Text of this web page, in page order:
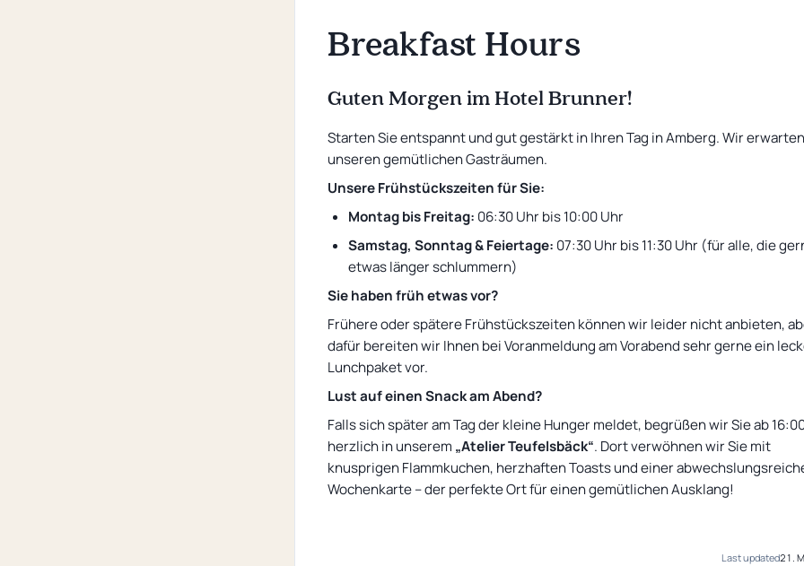
Single room
from69 €
Sleeping with Music
10 %Rabatt auf den Zimmerpreis
CURRENT OFFER
Sleeping with Music: Bust & Rust
Breakfast Hours
Guten Morgen im Hotel Brunner!
Starten Sie entspannt und gut gestärkt in Ihren Tag in Amberg. Wir
unseren gemütlichen Gasträumen.
Unsere Frühstückszeiten für Sie:
Montag bis Freitag: 06:30 Uhr bis 10:00 Uhr
Samstag, Sonntag & Feiertage: 07:30 Uhr bis 11:30 Uhr (für alle, die
etwas länger schlummern)
Sie haben früh etwas vor?
Frühere oder spätere Frühstückszeiten können wir leider nicht anbieten,
dafür bereiten wir Ihnen bei Voranmeldung am Vorabend sehr gerne ein
Lunchpaket vor.
Lust auf einen Snack am Abend?
Falls sich später am Tag der kleine Hunger meldet, begrüßen wir Sie ab
herzlich in unserem „Atelier Teufelsbäck“. Dort verwöhnen wir Sie mit
knusprigen Flammkuchen, herzhaften Toasts und einer
Wochenkarte – der perfekte Ort für einen gemütlichen Ausklang!
Last updated21.